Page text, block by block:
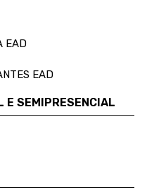
EAD
EAD
E SEMIPRESENCIAL